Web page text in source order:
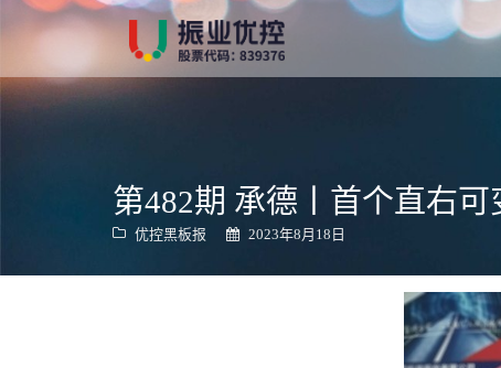
内
第482期 承德丨首个直右可
优控黑板报 2023年8月18日